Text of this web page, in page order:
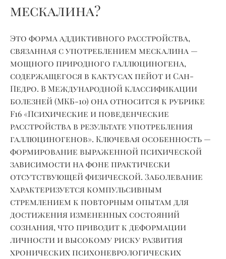
мескалина?
Это форма аддиктивного расстройства,
связанная с употреблением мескалина —
мощного природного галлюциногена,
содержащегося в кактусах пейот и Сан-
Педро. В Международной классификации
болезней (МКБ-10) она относится к рубрике
F16 «Психические и поведенческие
расстройства в результате употребления
галлюциногенов». Ключевая особенность —
формирование выраженной психической
зависимостина фоне практически
отсутствующей физической. Заболевание
характеризуется компульсивным
стремлением к повторным опытам для
достижения измененных состояний
сознания, что приводит к деформации
личности и высокому риску развития
хронических психоневрологических